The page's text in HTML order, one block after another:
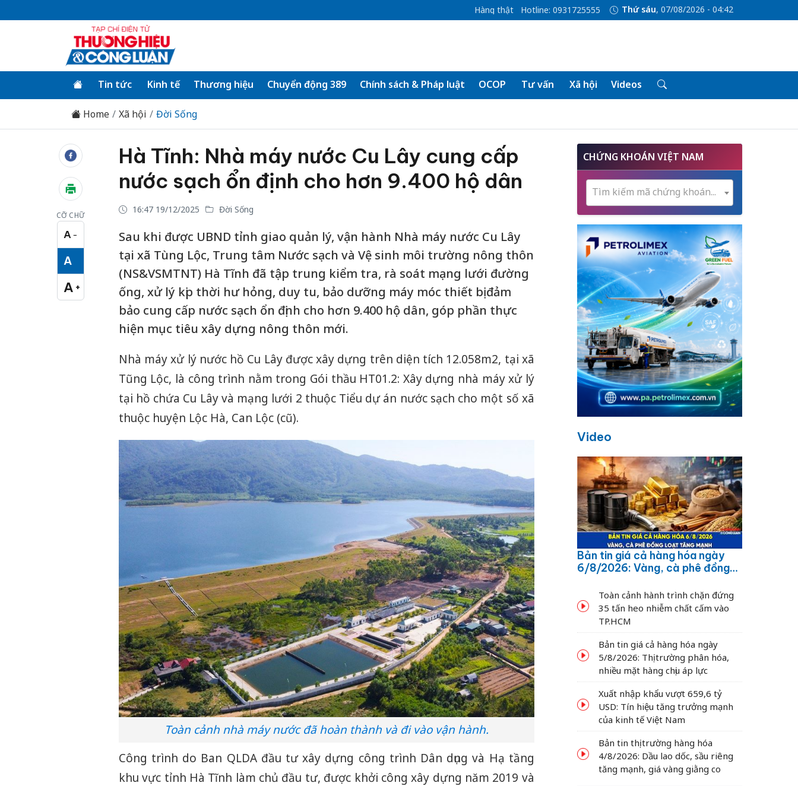
Hàng thật Hotline: 0931725555 Thứ sáu, 07/08/2026 - 04:42
Tin tức Kinh tế Thương hiệu Chuyển động 389 Chính sách & Pháp luật OCOP Tư vấn Xã hội Videos
Home Xã hội Đời Sống
CỠ CHỮ
A −
Cỡ chữ nhỏ
A
Cỡ chữ vừa
A +
Cỡ chữ lớn
Hà Tĩnh: Nhà máy nước Cu Lây cung cấp
nước sạch ổn định cho hơn 9.400 hộ dân
16:47 19/12/2025 Đời Sống
Sau khi được UBND tỉnh giao quản lý, vận hành Nhà máy nước Cu Lây
tại xã Tùng Lộc, Trung tâm Nước sạch và Vệ sinh môi trường nông thôn
(NS&VSMTNT) Hà Tĩnh đã tập trung kiểm tra, rà soát mạng lưới đường
ống, xử lý kịp thời hư hỏng, duy tu, bảo dưỡng máy móc thiết bị đảm
bảo cung cấp nước sạch ổn định cho hơn 9.400 hộ dân, góp phần thực
hiện mục tiêu xây dựng nông thôn mới.
Nhà máy xử lý nước hồ Cu Lây được xây dựng trên diện tích 12.058m2, tại xã
Tũng Lộc, là công trình nằm trong Gói thầu HT01.2: Xây dựng nhà máy xử lý
tại hồ chứa Cu Lây và mạng lưới 2 thuộc Tiểu dự án nước sạch cho một số xã
thuộc huyện Lộc Hà, Can Lộc (cũ).
Toàn cảnh nhà máy nước đã hoàn thành và đi vào vận hành.
Công trình do Ban QLDA đầu tư xây dựng công trình Dân dụng và Hạ tầng
khu vực tỉnh Hà Tĩnh làm chủ đầu tư, được khởi công xây dựng năm 2019 và
CHỨNG KHOÁN VIỆT NAM
Tìm kiếm mã chứng khoán...
Video
Bản tin giá cả hàng hóa ngày
6/8/2026: Vàng, cà phê đồng
Toàn cảnh hành trình chặn đứng
35 tấn heo nhiễm chất cấm vào
TP.HCM
Bản tin giá cả hàng hóa ngày
5/8/2026: Thị trường phân hóa,
nhiều mặt hàng chịu áp lực
Xuất nhập khẩu vượt 659,6 tỷ
USD: Tín hiệu tăng trưởng mạnh
của kinh tế Việt Nam
Bản tin thị trường hàng hóa
4/8/2026: Dầu lao dốc, sầu riêng
tăng mạnh, giá vàng giằng co